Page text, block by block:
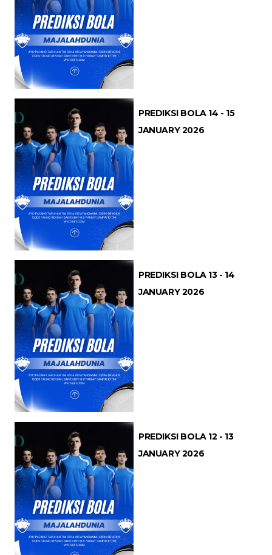
PREDIKSI BOLA 14 - 15
JANUARY 2026
PREDIKSI BOLA 13 - 14
JANUARY 2026
PREDIKSI BOLA 12 - 13
JANUARY 2026